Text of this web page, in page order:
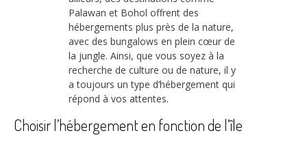
Palawan et Bohol offrent des
hébergements plus près de la nature,
avec des bungalows en plein cœur de
la jungle. Ainsi, que vous soyez à la
recherche de culture ou de nature, il y
a toujours un type d’hébergement qui
répond à vos attentes.
Choisir l’hébergement en fonction de l’île